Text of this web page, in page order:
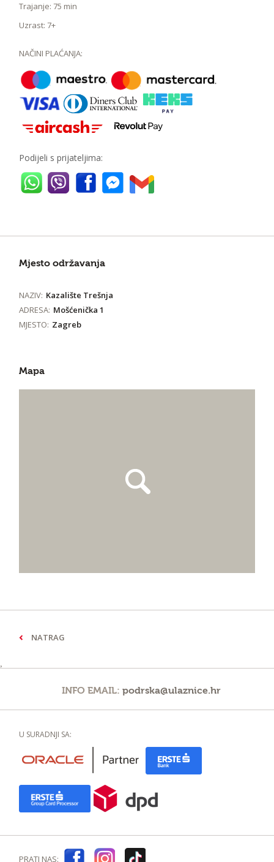
Trajanje: 75 min
Uzrast: 7+
NAČINI PLAĆANJA:
Podijeli s prijateljima:
Mjesto održavanja
NAZIV: Kazalište Trešnja
ADRESA: Mošćenička 1
MJESTO: Zagreb
Mapa
NATRAG
INFO EMAIL:podrska@ulaznice.hr
U SURADNJI SA:
PRATI NAS: